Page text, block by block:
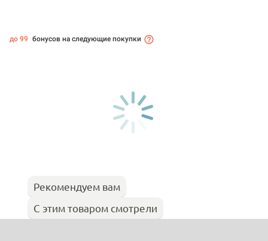
до 99 бонусов на следующие покупки
Рекомендуем вам
С этим товаром смотрели